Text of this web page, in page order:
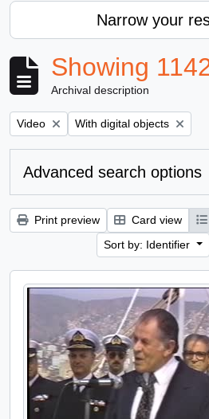
Narrow your
Showing
Archival description
Remove filter:
Video Remove filter:
With digital objects
Advanced search options
Print preview Card view
Sort by: Identifier